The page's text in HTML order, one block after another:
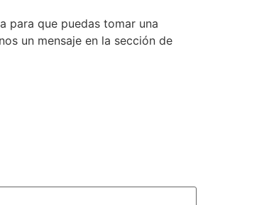
para que puedas tomar una
un mensaje en la sección de